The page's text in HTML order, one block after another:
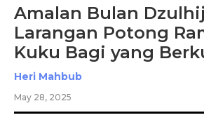
Amalan Bulan
Larangan Potong
Kuku Bagi yang
Heri Mahbub
May 28, 2025